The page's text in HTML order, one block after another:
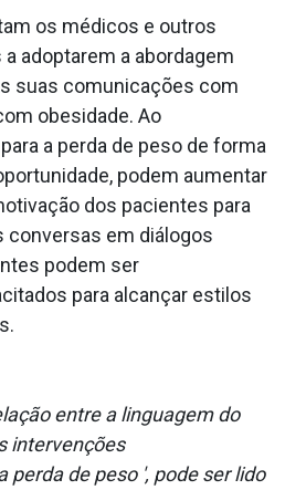
os médicos e outros
adoptarem a abordagem
suas comunicações com
obesidade. Ao
a perda de peso de forma
podem aumentar
dos pacientes para
conversas em diálogos
podem ser
para alcançar estilos
entre a linguagem do
intervenções
de peso ', pode ser lido